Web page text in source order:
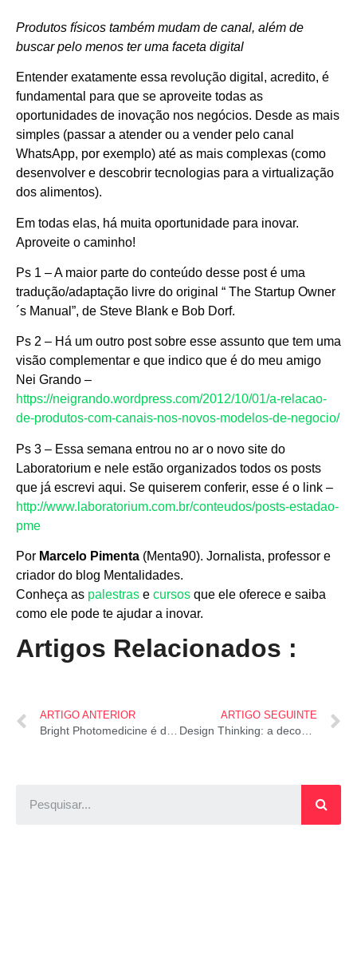
Produtos físicos também mudam de canal, além de
buscar pelo menos ter uma faceta digital
Entender exatamente essa revolução digital, acredito, é
fundamental para que se aproveite todas as
oportunidades de inovação nos negócios. Desde as mais
simples (passar a atender ou a vender pelo canal
WhatsApp, por exemplo) até as mais complexas (como
desenvolver e descobrir tecnologias para a virtualização
dos alimentos).
Em todas elas, há muita oportunidade para inovar.
Aproveite o caminho!
Ps 1 – A maior parte do conteúdo desse post é uma
tradução/adaptação livre do original “ The Startup Owner
´s Manual”, de Steve Blank e Bob Dorf.
Ps 2 – Há um outro post sobre esse assunto que tem uma
visão complementar e que indico que é do meu amigo
Nei Grando –
https://neigrando.wordpress.com/2012/10/01/a-relacao-
de-produtos-com-canais-nos-novos-modelos-de-negocio/
Ps 3 – Essa semana entrou no ar o novo site do
Laboratorium e nele estão organizados todos os posts
que já escrevi aqui. Se quiserem conferir, esse é o link –
http://www.laboratorium.com.br/conteudos/posts-estadao-
pme
Por Marcelo Pimenta (Menta90). Jornalista, professor e
criador do blog Mentalidades.
Conheça as palestras e cursos que ele oferece e saiba
como ele pode te ajudar a inovar.
Artigos Relacionados :
ARTIGO ANTERIOR ARTIGO SEGUINTE
Design Thinking: a decodificação do pensar do designer